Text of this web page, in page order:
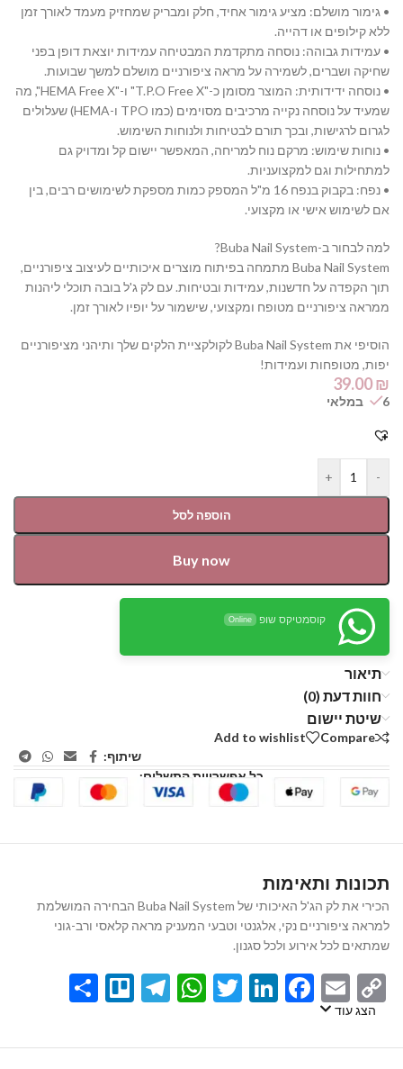
• גימור מושלם: מציע גימור אחיד, חלק ומבריק שמחזיק מעמד לאורך זמן
ללא קילופים או דהייה.
• עמידות גבוהה: נוסחה מתקדמת המבטיחה עמידות יוצאת דופן בפני
שחיקה ושברים, לשמירה על מראה ציפורניים מושלם למשך שבועות.
• נוסחה ידידותית: המוצר מסומן כ-"T.P.O Free X" ו-"HEMA Free X", מה
שמעיד על נוסחה נקייה מרכיבים מסוימים (כמו TPO ו-HEMA) שעלולים
לגרום לרגישות, ובכך תורם לבטיחות ולנוחות השימוש.
• נוחות שימוש: מרקם נוח למריחה, המאפשר יישום קל ומדויק גם
למתחילות וגם למקצועניות.
• נפח: בקבוק בנפח 16 מ"ל המספק כמות מספקת לשימושים רבים, בין
אם לשימוש אישי או מקצועי.
למה לבחור ב-Buba Nail System?
Buba Nail System מתמחה בפיתוח מוצרים איכותיים לעיצוב ציפורניים,
תוך הקפדה על חדשנות, עמידות ובטיחות. עם לק ג'ל בובה תוכלי ליהנות
ממראה ציפורניים מטופח ומקצועי, שישמור על יופיו לאורך זמן.
הוסיפי את Buba Nail System לקולקציית הלקים שלך ותיהני מציפורניים
יפות, מטופחות ועמידות!
39.00₪
6 במלאי
-
+
הוספה לסל
Buy now
קוסמטיקס שופ Online
תיאור
חוות דעת (0)
שיטת יישום
Compare
Add to wishlist
שיתוף:
כל אפשרויות התשלום:
תכונות ותאימות
הכירי את לק הג'ל האיכותי של Buba Nail System הבחירה המושלמת
למראה ציפורניים נקי, אלגנטי וטבעי המעניק מראה קלאסי ורב-גוני
שמתאים לכל אירוע ולכל סגנון.
Copy
Link
Email
Facebook
LinkedIn
Twitter
WhatsApp
Telegram
Trello
הצג עוד